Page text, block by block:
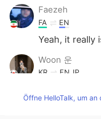
Faezeh
FA EN
Yeah, it really
Woon 운
KR EN JP
Öffne HelloTalk, um